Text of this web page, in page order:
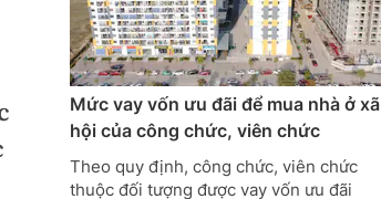
Vận tải Sách Nhà thầu
Mức vay vốn ưu đãi để mua nhà ở xã
hội của công chức, viên chức
Theo quy định, công chức, viên chức
thuộc đối tượng được vay vốn ưu đãi